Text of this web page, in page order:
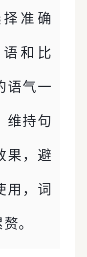
准确
和比
语气一
维持句
果，避
用，词
。